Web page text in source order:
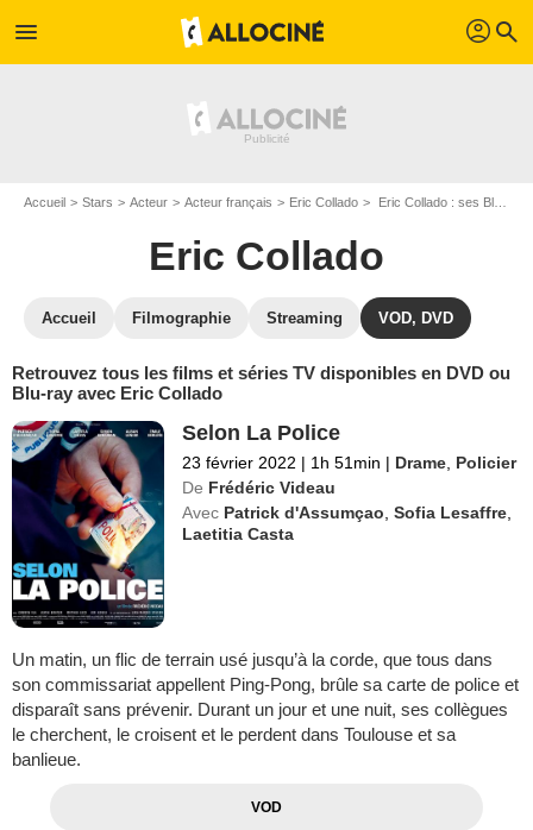
menu profil search
Accueil Stars Acteur Acteur français Eric Collado Eric Collado : ses Blu-Ray, DVD, VOD, SVOD
Eric Collado
Accueil Filmographie Streaming VOD, DVD
Retrouvez tous les films et séries TV disponibles en DVD ou
Blu-ray avec Eric Collado
Selon La Police
23 février 2022 | 1h 51min | Drame Policier
De Frédéric Videau
Avec Patrick d'Assumçao ,Sofia Lesaffre
Laetitia Casta
Un matin, un flic de terrain usé jusqu’à la corde, que tous dans
son commissariat appellent Ping-Pong, brûle sa carte de police et
disparaît sans prévenir. Durant un jour et une nuit, ses collègues
le cherchent, le croisent et le perdent dans Toulouse et sa
banlieue.
VOD